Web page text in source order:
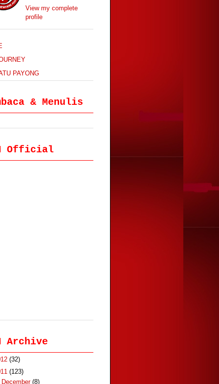
View my complete
profile
PAYONG
& Menulis
Official
Archive
(32)
(123)
December (8)